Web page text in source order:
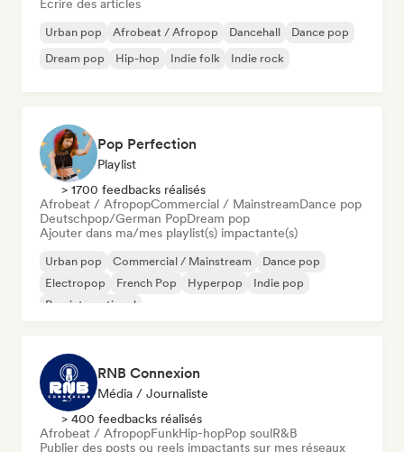
Écrire des articles
Urban pop Afrobeat / Afropop Dancehall
Dance pop
Dream pop
Hip-hop Indie folk Indie rock
Pop Perfection
Playlist
> 1700 feedbacks réalisés
Afrobeat / AfropopCommercial / MainstreamDance pop
Deutschpop/German PopDream pop
Ajouter dans ma/mes playlist(s) impactante(s)
Urban pop Commercial / Mainstream
Dance pop
Electropop
French Pop Hyperpop
Indie pop
Pop international
RNB Connexion
Média / Journaliste
> 400 feedbacks réalisés
Afrobeat / AfropopFunkHip-hopPop soulR&B
Publier des posts ou reels impactants sur mes réseaux